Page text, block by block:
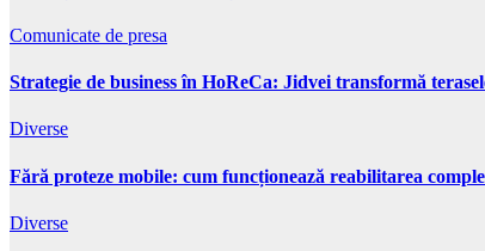
Comunicate de presa
Strategie de business în HoReCa: Jidvei transformă
Diverse
Fără proteze mobile: cum funcționează reabilitarea
Diverse